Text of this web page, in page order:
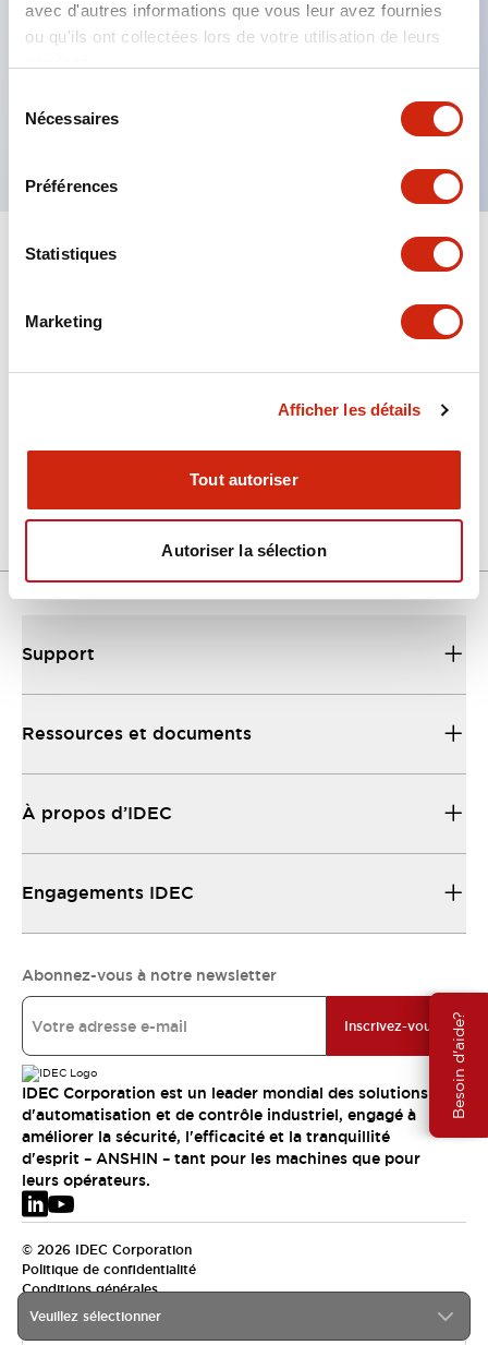
avec d'autres informations que vous leur avez fournies
ou qu'ils ont collectées lors de votre utilisation de leurs
Nécessaires
Préférences
Statistiques
Marketing
Afficher les détails
Tout autoriser
Autoriser la sélection
Besoin d'aide?
Fixation par regroupement possible
Le commutateur sélecteur avec clé adopte une
structure à goupille à cylindre haute sécurité
La structure de protection est IP65 (IEC60529)
Veuillez sélectionner
Support
Ressources et documents
À propos d’IDEC
Engagements IDEC
Abonnez-vous à notre newsletter
Inscrivez-vous
IDEC Corporation est un leader mondial des solutions
d'automatisation et de contrôle industriel, engagé à
améliorer la sécurité, l'efficacité et la tranquillité
d'esprit – ANSHIN – tant pour les machines que pour
leurs opérateurs.
© 2026 IDEC Corporation
Politique de confidentialité
Conditions générales
EMEA